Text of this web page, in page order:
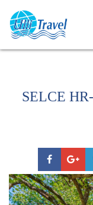
SELCE